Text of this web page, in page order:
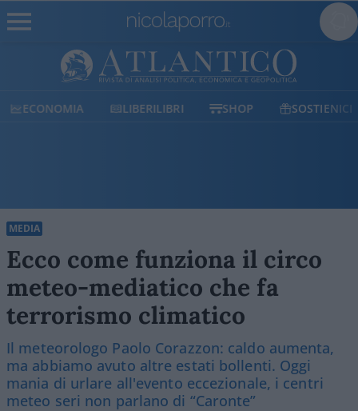
ECONOMIA LIBERILIBRI SHOP SOSTIENICI
MEDIA
Ecco come funziona il circo
meteo-mediatico che fa
terrorismo climatico
Il meteorologo Paolo Corazzon: caldo aumenta,
ma abbiamo avuto altre estati bollenti. Oggi
mania di urlare all'evento eccezionale, i centri
meteo seri non parlano di “Caronte”